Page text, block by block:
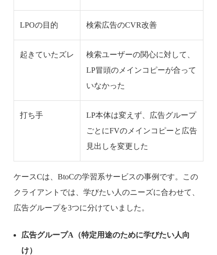
LPOの目的 検索広告のCVR改善
起きていたズレ
検索ユーザーの関心に対して、
LP冒頭のメインコピーが合って
いなかった
打ち手
LP本体は変えず、広告グループ
ごとにFVのメインコピーと広告
見出しを変更した
ケースCは、BtoCの学習系サービスの事例です。この
クライアントでは、学びたい人のニーズに合わせて、
広告グループを3つに分けていました。
広告グループA（特定用途のために学びたい人向
け）